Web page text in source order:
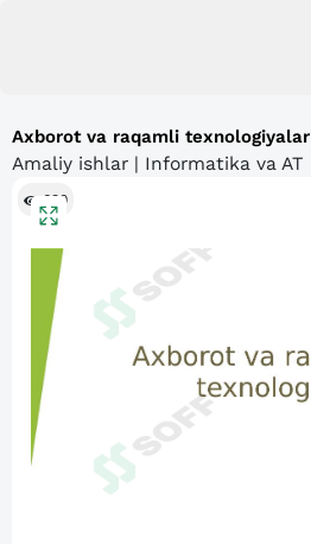
Axborot va raqamli texnologiyalar
Amaliy ishlar | Informatika va AT
630